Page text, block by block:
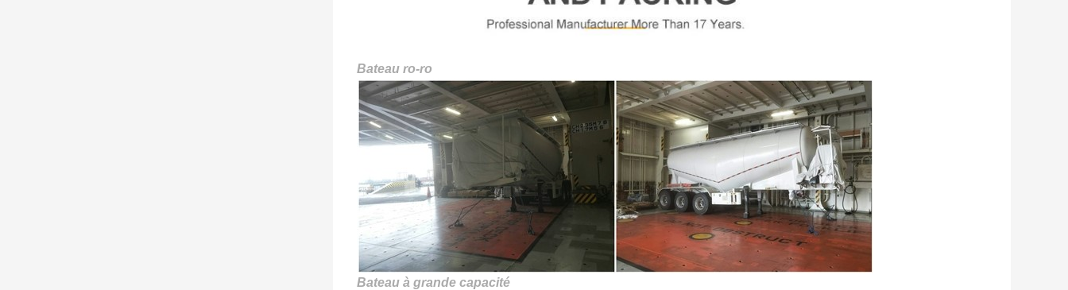
Bateau ro-ro
Bateau à grande capacité